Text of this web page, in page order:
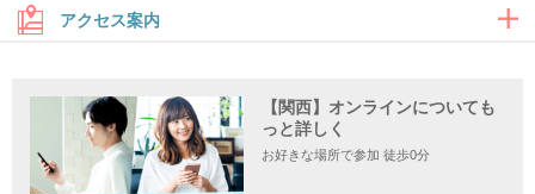
アクセス案内
住所
【関西】オンラインについても
っと詳しく
お好きな場所で参加 徒歩0分